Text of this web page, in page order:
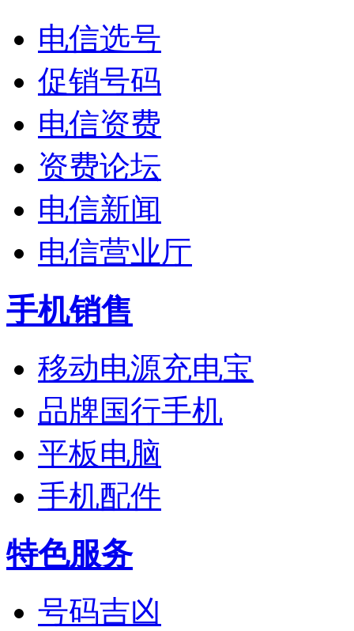
电信选号
促销号码
电信资费
资费论坛
电信新闻
电信营业厅
手机销售
移动电源充电宝
品牌国行手机
平板电脑
手机配件
特色服务
号码吉凶